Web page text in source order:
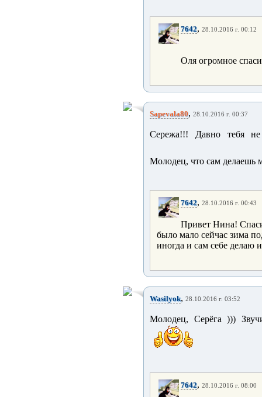
7642, 28.10.2016 г. 00:12
Оля огромное
Sapevala80, 28.10.2016 г. 00:37
Сережа!!! Давно тебя
Молодец, что сам делаешь
7642, 28.10.2016 г. 00:43
Привет Нина!
было мало сейчас зима
иногда и сам себе делаю
Wasilyok, 28.10.2016 г. 03:52
Молодец, Серёга )))
7642, 28.10.2016 г. 08:00